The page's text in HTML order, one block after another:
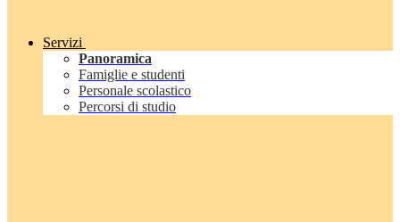
Servizi
Panoramica
Famiglie e studenti
Personale scolastico
Percorsi di studio